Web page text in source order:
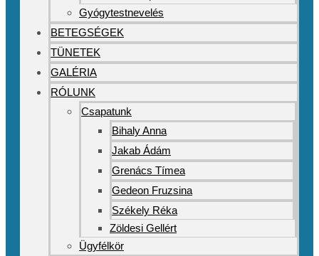
Gyógytestnevelés
BETEGSÉGEK
TÜNETEK
GALÉRIA
RÓLUNK
Csapatunk
Bihaly Anna
Jakab Ádám
Grenács Tímea
Gedeon Fruzsina
Székely Réka
Zöldesi Gellért
Ügyfélkör